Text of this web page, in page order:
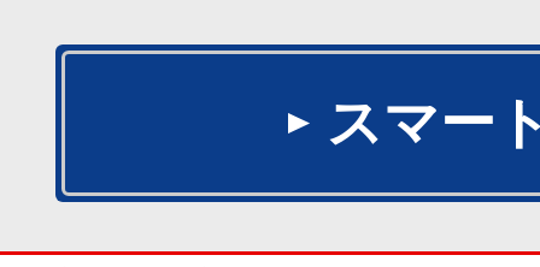
スマー